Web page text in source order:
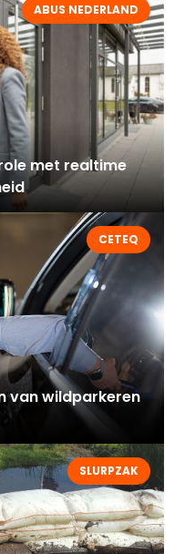
ABUS NEDERLAND
met realtime
CETEQ
van wildparkeren
SLURPZAK